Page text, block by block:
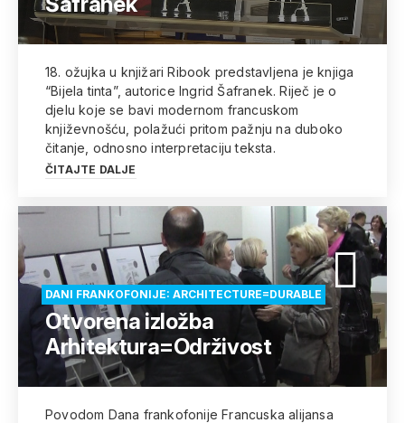
18. ožujka u knjižari Ribook predstavljena je knjiga
“Bijela tinta”, autorice Ingrid Šafranek. Riječ je o
djelu koje se bavi modernom francuskom
književnošću, polažući pritom pažnju na duboko
čitanje, odnosno interpretaciju teksta.
ČITAJTE DALJE
DANI FRANKOFONIJE: ARCHITECTURE=DURABLE
Otvorena izložba
Arhitektura=Održivost
Povodom Dana frankofonije Francuska alijansa